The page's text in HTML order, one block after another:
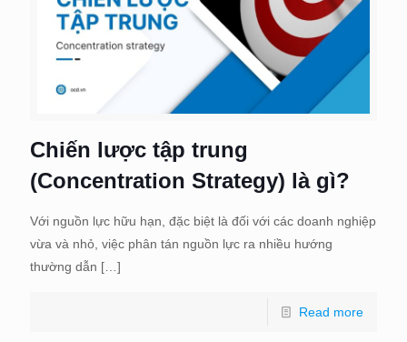
Chiến lược tập trung
(Concentration Strategy) là gì?
Với nguồn lực hữu hạn, đặc biệt là đối với các doanh nghiệp
vừa và nhỏ, việc phân tán nguồn lực ra nhiều hướng
thường dẫn […]
Read more